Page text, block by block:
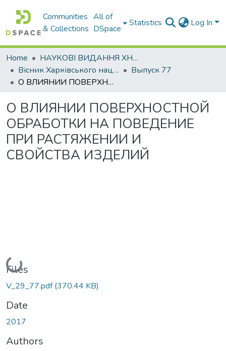
Communities
& Collections
All of
DSpace
Statistics Log In
Home
НАУКОВІ ВИДАННЯ ХНАДУ
Вісник Харківського національного автомобільно-дорожнього університету / Вестник Харьковского национального автомобильно-дорожного университета
Выпуск 77
О ВЛИЯНИИ ПОВЕРХНОСТНОЙ ОБРАБОТКИ НА ПОВЕДЕНИЕ ПРИ РАСТЯЖЕНИИ И СВОЙСТВА ИЗДЕЛИЙ
О ВЛИЯНИИ ПОВЕРХНОСТНОЙ
ОБРАБОТКИ НА ПОВЕДЕНИЕ
ПРИ РАСТЯЖЕНИИ И
СВОЙСТВА ИЗДЕЛИЙ
Loading...
Files
V_29_77.pdf(370.44 KB)
Date
2017
Authors